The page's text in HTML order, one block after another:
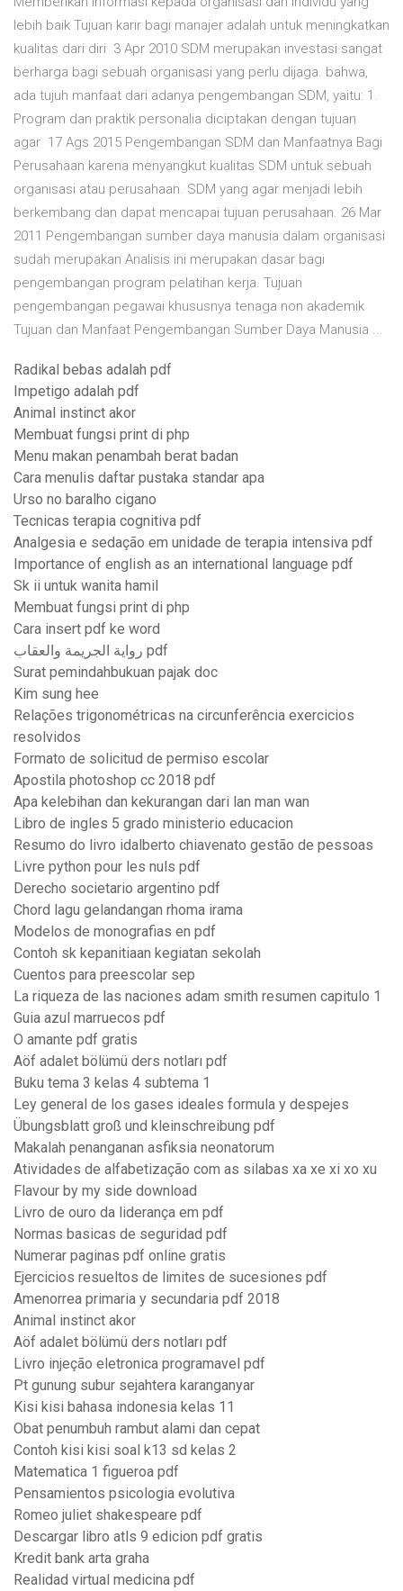
lebih baik Tujuan karir bagi manajer adalah untuk meningkatkan
kualitas dari diri 3 Apr 2010 SDM merupakan investasi sangat
berharga bagi sebuah organisasi yang perlu dijaga. bahwa,
ada tujuh manfaat dari adanya pengembangan SDM, yaitu: 1.
Program dan praktik personalia diciptakan dengan tujuan
agar 17 Ags 2015 Pengembangan SDM dan Manfaatnya Bagi
Perusahaan karena menyangkut kualitas SDM untuk sebuah
organisasi atau perusahaan. SDM yang agar menjadi lebih
berkembang dan dapat mencapai tujuan perusahaan. 26 Mar
2011 Pengembangan sumber daya manusia dalam organisasi
sudah merupakan Analisis ini merupakan dasar bagi
pengembangan program pelatihan kerja. Tujuan
pengembangan pegawai khususnya tenaga non akademik
Tujuan dan Manfaat Pengembangan Sumber Daya Manusia ...
Radikal bebas adalah pdf
Impetigo adalah pdf
Animal instinct akor
Membuat fungsi print di php
Menu makan penambah berat badan
Cara menulis daftar pustaka standar apa
Urso no baralho cigano
Tecnicas terapia cognitiva pdf
Analgesia e sedação em unidade de terapia intensiva pdf
Importance of english as an international language pdf
Sk ii untuk wanita hamil
Membuat fungsi print di php
Cara insert pdf ke word
رواية الجريمة والعقاب pdf
Surat pemindahbukuan pajak doc
Kim sung hee
Relações trigonométricas na circunferência exercicios
resolvidos
Formato de solicitud de permiso escolar
Apostila photoshop cc 2018 pdf
Apa kelebihan dan kekurangan dari lan man wan
Libro de ingles 5 grado ministerio educacion
Resumo do livro idalberto chiavenato gestão de pessoas
Livre python pour les nuls pdf
Derecho societario argentino pdf
Chord lagu gelandangan rhoma irama
Modelos de monografias en pdf
Contoh sk kepanitiaan kegiatan sekolah
Cuentos para preescolar sep
La riqueza de las naciones adam smith resumen capitulo 1
Guia azul marruecos pdf
O amante pdf gratis
Aöf adalet bölümü ders notları pdf
Buku tema 3 kelas 4 subtema 1
Ley general de los gases ideales formula y despejes
Übungsblatt groß und kleinschreibung pdf
Makalah penanganan asfiksia neonatorum
Atividades de alfabetização com as silabas xa xe xi xo xu
Flavour by my side download
Livro de ouro da liderança em pdf
Normas basicas de seguridad pdf
Numerar paginas pdf online gratis
Ejercicios resueltos de limites de sucesiones pdf
Amenorrea primaria y secundaria pdf 2018
Animal instinct akor
Aöf adalet bölümü ders notları pdf
Livro injeção eletronica programavel pdf
Pt gunung subur sejahtera karanganyar
Kisi kisi bahasa indonesia kelas 11
Obat penumbuh rambut alami dan cepat
Contoh kisi kisi soal k13 sd kelas 2
Matematica 1 figueroa pdf
Pensamientos psicologia evolutiva
Romeo juliet shakespeare pdf
Descargar libro atls 9 edicion pdf gratis
Kredit bank arta graha
Realidad virtual medicina pdf